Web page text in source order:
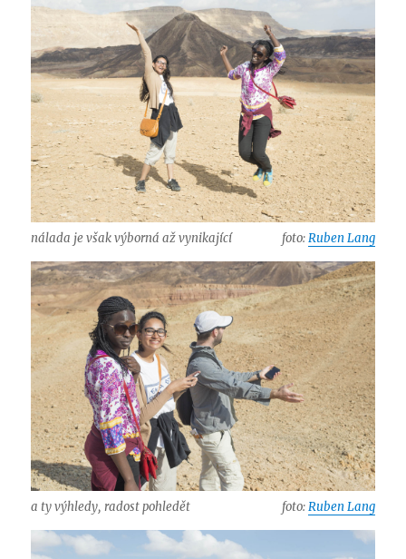
nálada je však výborná až vynikající foto:Ruben Lang
a ty výhledy, radost pohledět foto:Ruben Lang